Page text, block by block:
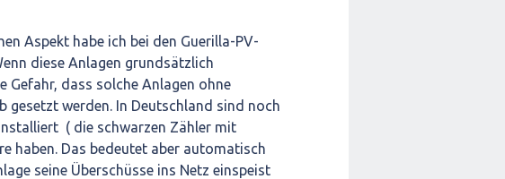
Aspekt habe ich bei den Guerilla-PV-
diese Anlagen grundsätzlich
Gefahr, dass solche Anlagen ohne
gesetzt werden. In Deutschland sind noch
( die schwarzen Zähler mit
haben. Das bedeutet aber automatisch
seine Überschüsse ins Netz einspeist